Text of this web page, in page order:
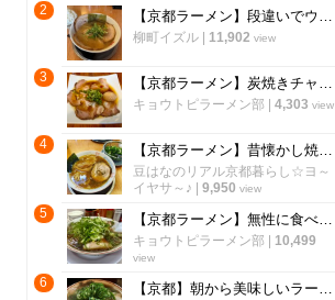
2 【京都ラーメン】段違いでウマい豚骨醤油！太鼓判の人気店「ラーメン てんぐ 常盤店」
柳町イズル| 11,902 view
3 【京都ラーメン】炭焼きチャーシューの衝撃！名店の系譜を継ぐ実力店「麺屋 大ちゃん」
キョウトピラーメン部 4,303 view
4 【京都ラーメン】昔懐かし焼豚＆後乗せ青ネギ！太秦映画村スグの人気店「ラーメンてんぐ」
豆はなのリアル京都暮らし☆ヨ～
イヤサ～♪
9,950 view
5 【京都ラーメン】無性に食べたくなる老舗の一杯！限定メニューあり「新福菜館 天神川店」
キョウトピラーメン部 10,499
view
6 【京都】朝から美味しいラーメンが食べたい！“朝ラー”できるラーメン店【まとめ】